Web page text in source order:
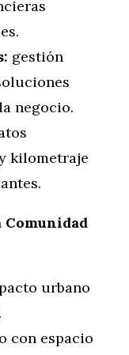
gestión
negocio.
kilometraje
Comunidad
urbano
con espacio